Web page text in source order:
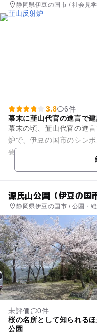
静岡県伊豆の国市 / 社会見
3.8
6件
幕末に韮山代官の進言で
幕末の頃、韮山代官の進
炉で、伊豆の国市のシン
要史跡に指定され、ほぼ
源氏山公園（伊豆の国
静岡県伊豆の国市 / 公園・
未評価
0件
桜の名所として知られる
公園